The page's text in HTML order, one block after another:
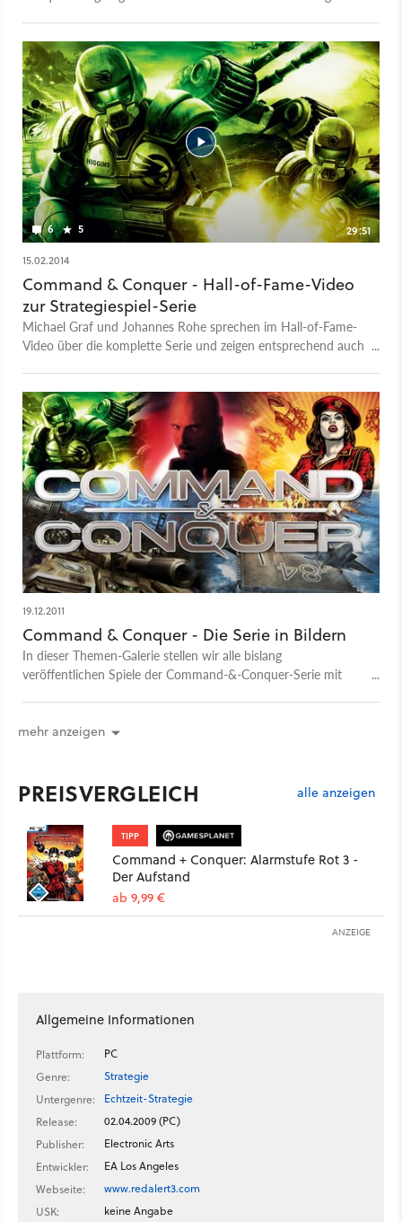
6 5
29:51
15.02.2014
Command & Conquer - Hall-of-Fame-Video
zur Strategiespiel-Serie
Michael Graf und Johannes Rohe sprechen im Hall-of-Fame-
Video über die komplette Serie und zeigen entsprechend auch
19.12.2011
Command & Conquer - Die Serie in Bildern
In dieser Themen-Galerie stellen wir alle bislang
veröffentlichen Spiele der Command-&-Conquer-Serie mit
mehr anzeigen
PREISVERGLEICH alle anzeigen
TIPP
Command + Conquer: Alarmstufe Rot 3 -
Der Aufstand
ab 9,99 €
ANZEIGE
Allgemeine Informationen
Plattform:
PC
Genre:
Strategie
Untergenre:
Echtzeit-Strategie
Release:
02.04.2009 (PC)
Publisher:
Electronic Arts
Entwickler:
EA Los Angeles
Webseite:
www.redalert3.com
USK:
keine Angabe